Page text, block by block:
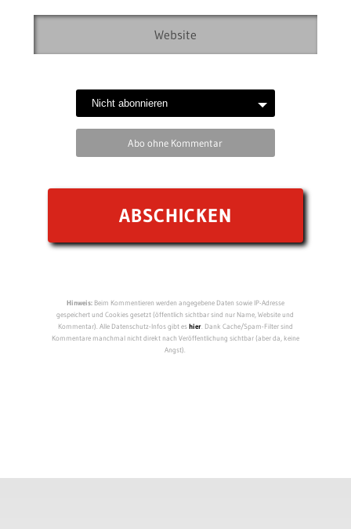
Abo ohne Kommentar
Hinweis:Beim Kommentieren werden angegebene Daten sowie IP-Adresse
gespeichert und Cookies gesetzt (öffentlich sichtbar sind nur Name, Website und
Kommentar). Alle Datenschutz-Infos gibt eshier. Dank Cache/Spam-Filter sind
Kommentare manchmal nicht direkt nach Veröffentlichung sichtbar (aber da, keine
Angst).